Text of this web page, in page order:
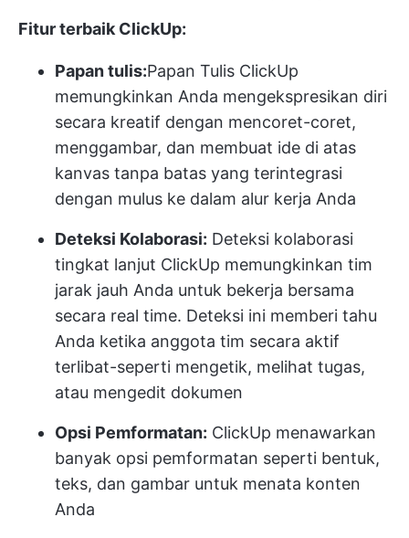
Fitur terbaik ClickUp:
Papan tulis:Papan Tulis ClickUp
memungkinkan Anda mengekspresikan diri
secara kreatif dengan mencoret-coret,
menggambar, dan membuat ide di atas
kanvas tanpa batas yang terintegrasi
dengan mulus ke dalam alur kerja Anda
Deteksi Kolaborasi: Deteksi kolaborasi
tingkat lanjut ClickUp memungkinkan tim
jarak jauh Anda untuk bekerja bersama
secara real time. Deteksi ini memberi tahu
Anda ketika anggota tim secara aktif
terlibat-seperti mengetik, melihat tugas,
atau mengedit dokumen
Opsi Pemformatan: ClickUp menawarkan
banyak opsi pemformatan seperti bentuk,
teks, dan gambar untuk menata konten
Anda